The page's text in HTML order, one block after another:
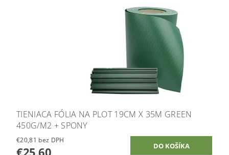
TIENIACA FÓLIA NA PLOT 19CM X 35M GREEN
450G/M2 + SPONY
€20,81 bez DPH